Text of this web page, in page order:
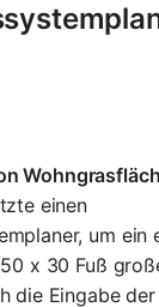
einen
um ein
x 30 Fuß
die Eingabe der